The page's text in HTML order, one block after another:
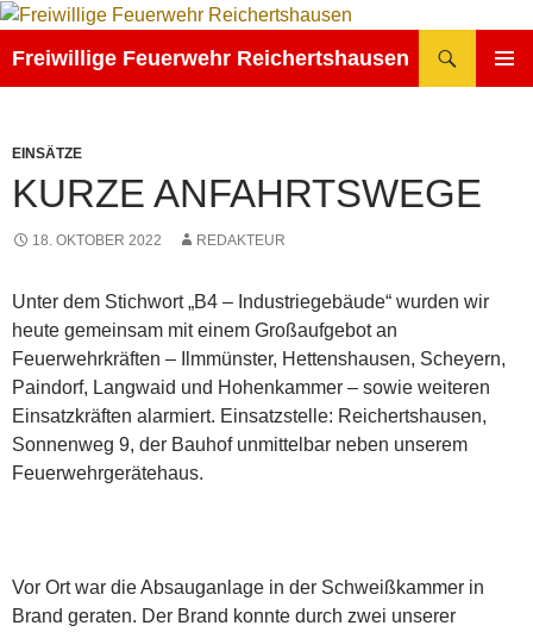
Zum
springen
Freiwillige Feuerwehr Reichertshausen
EINSÄTZE
KURZE ANFAHRTSWEGE
18. OKTOBER 2022 REDAKTEUR
Unter dem Stichwort „B4 – Industriegebäude“ wurden wir
heute gemeinsam mit einem Großaufgebot an
Feuerwehrkräften – Ilmmünster, Hettenshausen, Scheyern,
Paindorf, Langwaid und Hohenkammer – sowie weiteren
Einsatzkräften alarmiert. Einsatzstelle: Reichertshausen,
Sonnenweg 9, der Bauhof unmittelbar neben unserem
Feuerwehrgerätehaus.
Vor Ort war die Absauganlage in der Schweißkammer in
Brand geraten. Der Brand konnte durch zwei unserer